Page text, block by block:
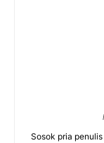
Sosok pria